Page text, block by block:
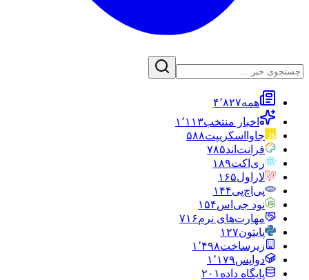
همه۴٬۸۲۷
اخبار منتخب۱٬۱۱۳
جاوااسکریپت۵۸۸
فرانت‌اند۷۸۵
ری‌اکت۱۸۹
لاراول۱۶۵
پی‌اچ‌پی۱۴۴
نود جی‌اس۱۵۴
مهارت‌های نرم۷۱۶
پایتون۱۲۷
زیرساخت۱٬۴۹۸
دواپس۱٬۱۷۹
پایگاه داده ۲۰۱